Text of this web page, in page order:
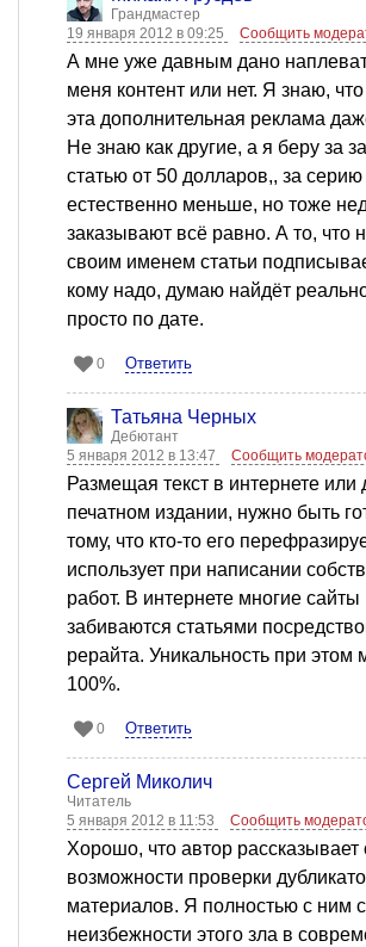
Грандмастер
19 января 2012 в 09:25
Сообщить
А мне уже давным дано
меня контент или нет. Я знаю,
эта дополнительная реклама
Не знаю как другие, а я беру за
статью от 50 долларов,, за серию
естественно меньше, но тоже
заказывают всё равно. А то, что
своим именем статьи
кому надо, думаю найдёт
просто по дате.
0 Ответить
Татьяна Черных
Дебютант
5 января 2012 в 13:47
Сообщить
Размещая текст в интернете или
печатном издании, нужно быть
тому, что кто-то его
использует при написании
работ. В интернете многие сайты
забиваются статьями
рерайта. Уникальность при этом
100%.
0 Ответить
Сергей Миколич
Читатель
5 января 2012 в 11:53
Сообщить
Хорошо, что автор рассказывает
возможности проверки
материалов. Я полностью с ним
неизбежности этого зла в